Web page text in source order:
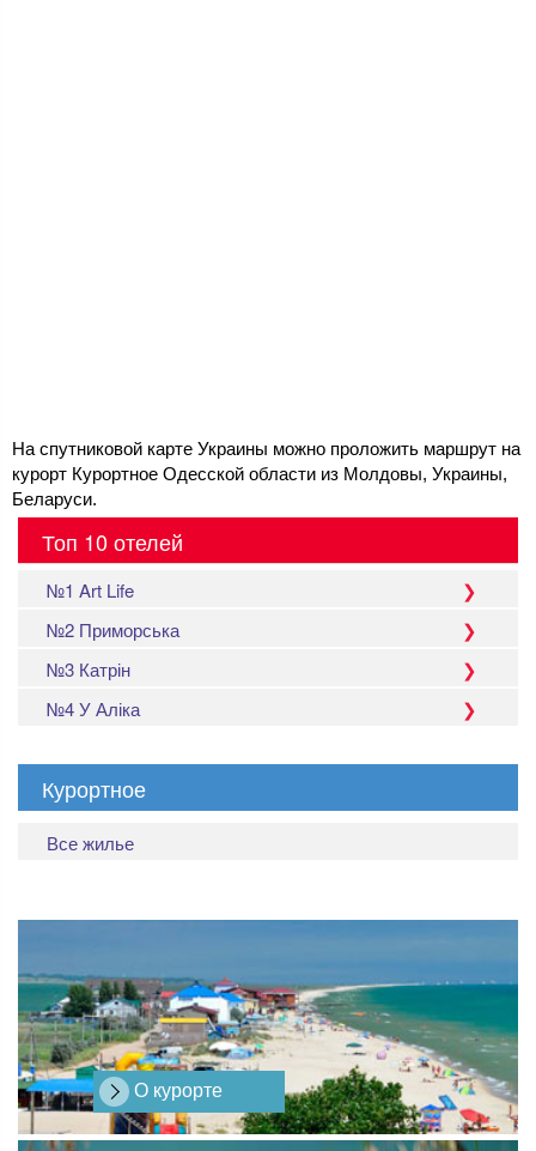
На спутниковой карте Украины можно проложить маршрут на
курорт Курортное Одесской области из Молдовы, Украины,
Беларуси.
Топ 10 отелей
№1 Art Life
№2 Приморська
№3 Катрін
№4 У Аліка
Курортное
Все жилье
О курорте